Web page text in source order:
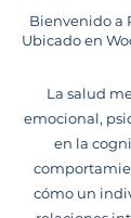
Bienvenido a
Ubicado en
La salud
emocional,
en la
cómo un